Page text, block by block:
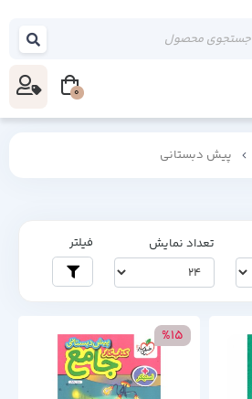
پیش دبستانی
تعداد نمایش فیلتر
%15
0